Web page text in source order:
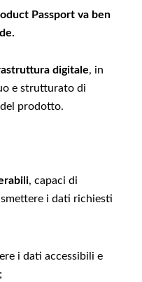
Passport va ben
digitale, in
e strutturato di
prodotto.
, capaci di
i dati richiesti
i dati accessibili e